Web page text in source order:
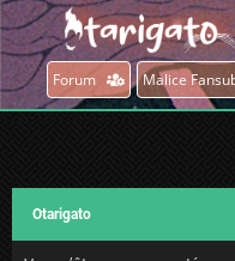
Forum Malice
Otarigato